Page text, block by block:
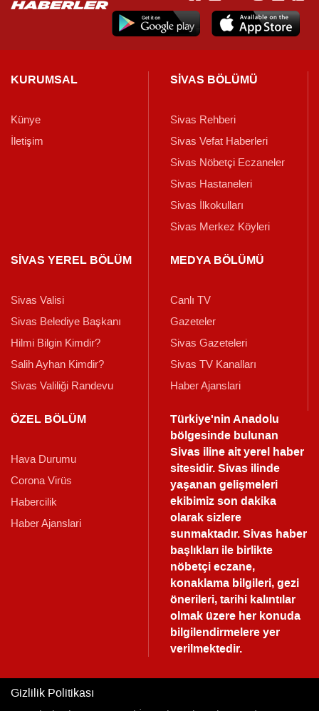
KURUMSAL
Künye
İletişim
SİVAS BÖLÜMÜ
Sivas Rehberi
Sivas Vefat Haberleri
Sivas Nöbetçi Eczaneler
Sivas Hastaneleri
Sivas İlkokulları
Sivas Merkez Köyleri
SİVAS YEREL BÖLÜM
Sivas Valisi
Sivas Belediye Başkanı
Hilmi Bilgin Kimdir?
Salih Ayhan Kimdir?
Sivas Valiliği Randevu
MEDYA BÖLÜMÜ
Canlı TV
Gazeteler
Sivas Gazeteleri
Sivas TV Kanalları
Haber Ajanslari
ÖZEL BÖLÜM
Hava Durumu
Corona Virüs
Habercilik
Haber Ajanslari
Türkiye'nin Anadolu
bölgesinde bulunan
Sivas iline ait yerel haber
sitesidir. Sivas ilinde
yaşanan gelişmeleri
ekibimiz son dakika
olarak sizlere
sunmaktadır.Sivas haber
başlıkları ile birlikte
nöbetçi eczane,
konaklama bilgileri, gezi
önerileri, tarihi kalıntılar
olmak üzere her konuda
bilgilendirmelere yer
verilmektedir.
Gizlilik Politikası